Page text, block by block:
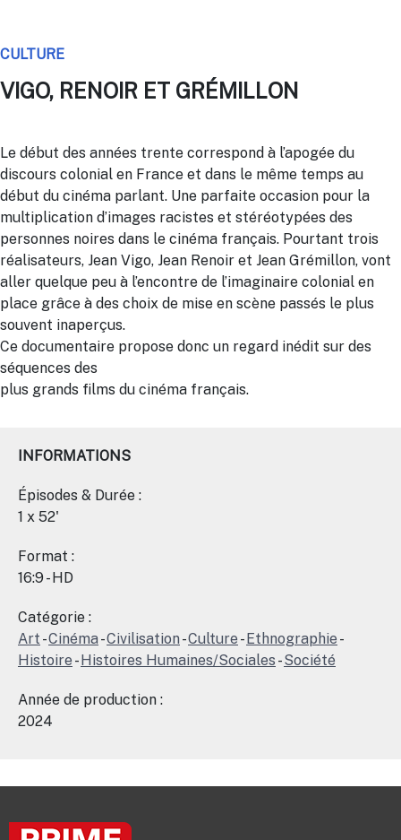
CULTURE
VIGO, RENOIR ET GRÉMILLON
Le début des années trente correspond à l’apogée du
discours colonial en France et dans le même temps au
début du cinéma parlant. Une parfaite occasion pour la
multiplication d’images racistes et stéréotypées des
personnes noires dans le cinéma français. Pourtant trois
réalisateurs, Jean Vigo, Jean Renoir et Jean Grémillon, vont
aller quelque peu à l’encontre de l’imaginaire colonial en
place grâce à des choix de mise en scène passés le plus
souvent inaperçus.
Ce documentaire propose donc un regard inédit sur des
séquences des
plus grands films du cinéma français.
INFORMATIONS
Épisodes & Durée :
1 x 52'
Format :
16:9 - HD
Catégorie :
Art -Cinéma-Civilisation-Culture -Ethnographie -
Histoire -Histoires Humaines/Sociales -Société
Année de production :
2024